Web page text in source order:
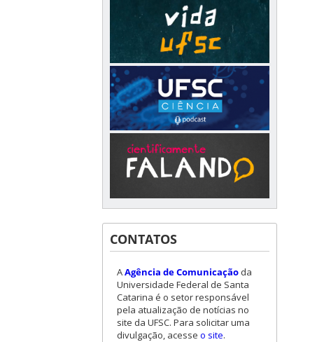
CONTATOS
AAgência de Comunicação da
Universidade Federal de Santa
Catarina é o setor responsável
pela atualização de notícias no
site da UFSC. Para solicitar uma
divulgação, acesse o site.